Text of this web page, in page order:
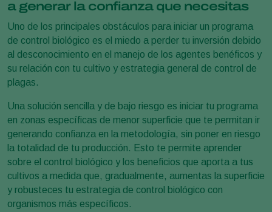
a generar la confianza que necesitas
Uno de los principales obstáculos para iniciar un programa
de control biológico es el miedo a perder tu inversión debido
al desconocimiento en el manejo de los agentes benéficos y
su relación con tu cultivo y estrategia general de control de
plagas.
Una solución sencilla y de bajo riesgo es iniciar tu programa
en zonas específicas de menor superficie que te permitan ir
generando confianza en la metodología, sin poner en riesgo
la totalidad de tu producción. Esto te permite aprender
sobre el control biológico y los beneficios que aporta a tus
cultivos a medida que, gradualmente, aumentas la superficie
y robusteces tu estrategia de control biológico con
organismos más específicos.